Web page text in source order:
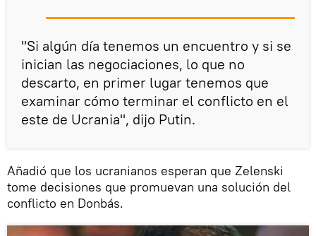
"Si algún día tenemos un encuentro y si se
inician las negociaciones, lo que no
descarto, en primer lugar tenemos que
examinar cómo terminar el conflicto en el
este de Ucrania", dijo Putin.
Añadió que los ucranianos esperan que Zelenski
tome decisiones que promuevan una solución del
conflicto en Donbás.